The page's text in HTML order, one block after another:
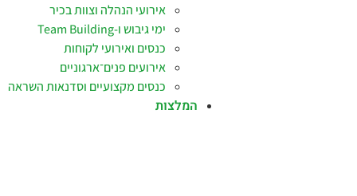
אירועי הנהלה וצוות בכיר
ימי גיבוש ו-Team Building
כנסים ואירועי לקוחות
אירועים פנים־ארגוניים
כנסים מקצועיים וסדנאות השראה
המלצות